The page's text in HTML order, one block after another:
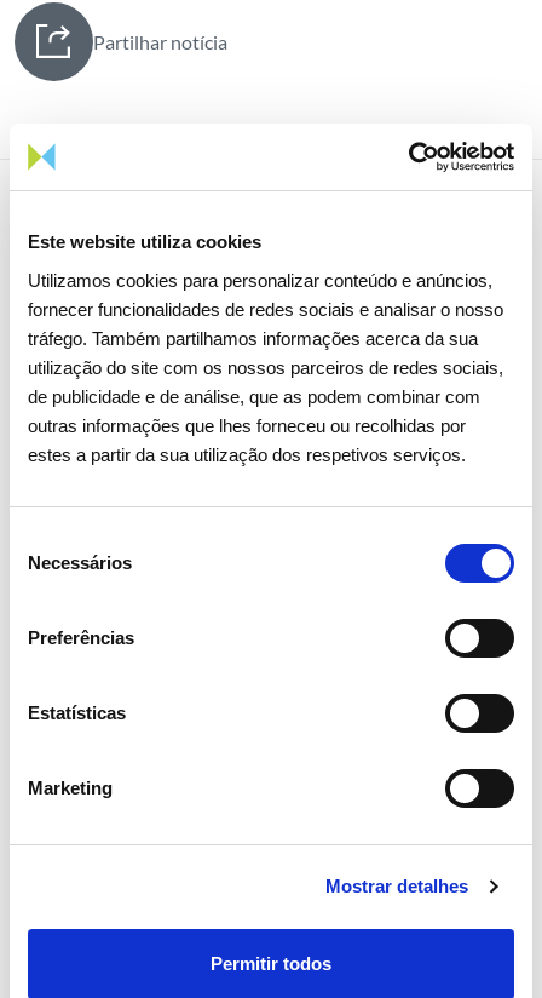
Este website utiliza cookies
Utilizamos cookies para personalizar conteúdo e anúncios,
fornecer funcionalidades de redes sociais e analisar o nosso
tráfego. Também partilhamos informações acerca da sua
utilização do site com os nossos parceiros de redes sociais,
de publicidade e de análise, que as podem combinar com
outras informações que lhes forneceu ou recolhidas por
estes a partir da sua utilização dos respetivos serviços.
Necessários
Preferências
Estatísticas
Marketing
Mostrar detalhes
Permitir todos
Partilhar notícia
Notícias relacionadas
2026 aprova todos os pontos
com larga maioria